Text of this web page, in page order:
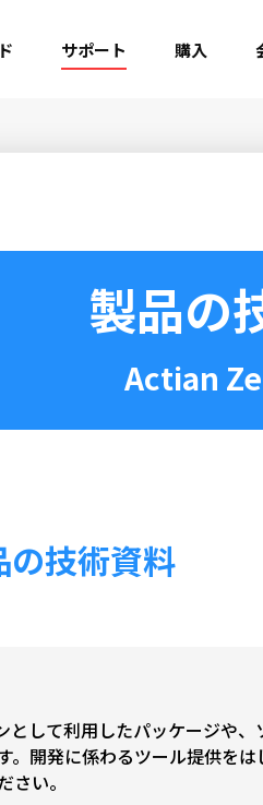
サポート 購入
製品の
Actian
技術資料
して利用したパッケージや
。開発に係わるツール提供を
さい。